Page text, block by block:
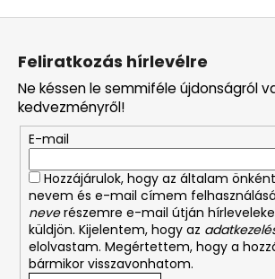
L
Feliratkozás hírlevélre
Ne késsen le semmiféle újdonságról
kedvezményről!
E-mail
Hozzájárulok, hogy az általam
nevem és e-mail címem
neverészemre e-mail útján
küldjön. Kijelentem, hogy az
elolvastam. Megértettem, hogy a
bármikor visszavonhatom.